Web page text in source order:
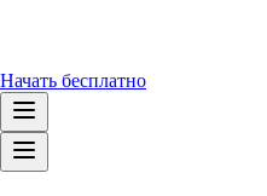
Начать бесплатно